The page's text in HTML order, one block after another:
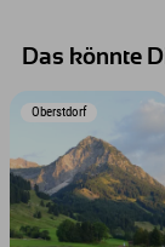
Das könnte
Oberstdorf